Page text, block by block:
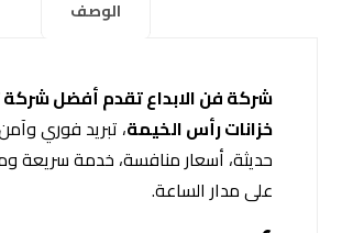
الوصف
شركة فن الابداع تقدم أفضل شركة
خزانات رأس الخيمة، تبريد فوري
حديثة، أسعار منافسة، خدمة سريعة
على مدار الساعة.